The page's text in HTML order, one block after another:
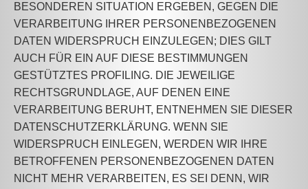
BESONDEREN SITUATION ERGEBEN, GEGEN DIE
VERARBEITUNG IHRER PERSONENBEZOGENEN
DATEN WIDERSPRUCH EINZULEGEN; DIES GILT
AUCH FÜR EIN AUF DIESE BESTIMMUNGEN
GESTÜTZTES PROFILING. DIE JEWEILIGE
RECHTSGRUNDLAGE, AUF DENEN EINE
VERARBEITUNG BERUHT, ENTNEHMEN SIE DIESER
DATENSCHUTZERKLÄRUNG. WENN SIE
WIDERSPRUCH EINLEGEN, WERDEN WIR IHRE
BETROFFENEN PERSONENBEZOGENEN DATEN
NICHT MEHR VERARBEITEN, ES SEI DENN, WIR